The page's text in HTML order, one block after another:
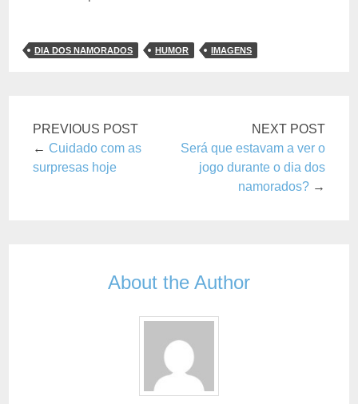
DIA DOS NAMORADOS HUMOR IMAGENS
PREVIOUS POST
←Cuidado com as
surpresas hoje
NEXT POST
Será que estavam a ver o
jogo durante o dia dos
namorados?→
About the Author